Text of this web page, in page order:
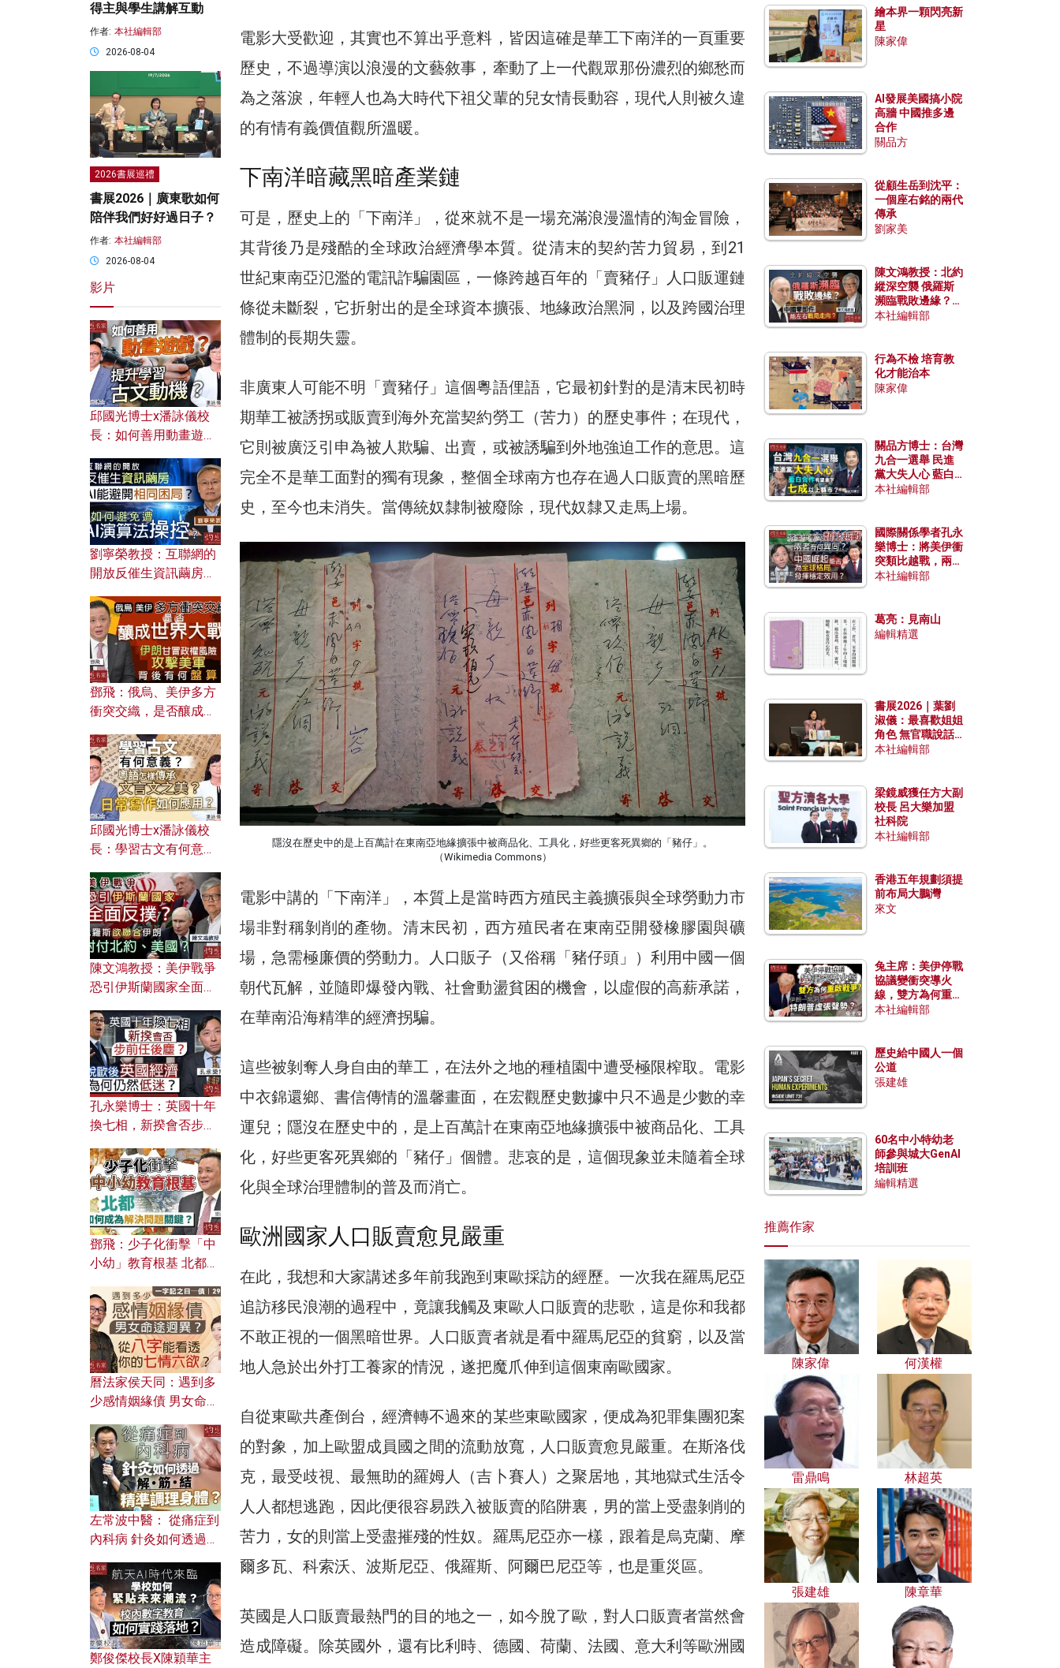
電影大受歡迎，其實也不算出乎意料，皆因這確是華工下南洋的一頁重要
歷史，不過導演以浪漫的文藝敘事，牽動了上一代觀眾那份濃烈的鄉愁而
為之落淚，年輕人也為大時代下祖父輩的兒女情長動容，現代人則被久違
的有情有義價值觀所溫暖。
下南洋暗藏黑暗產業鏈
可是，歷史上的「下南洋」，從來就不是一場充滿浪漫溫情的淘金冒險，
其背後乃是殘酷的全球政治經濟學本質。從清末的契約苦力貿易，到21
世紀東南亞氾濫的電訊詐騙園區，一條跨越百年的「賣豬仔」人口販運鏈
條從未斷裂，它折射出的是全球資本擴張、地緣政治黑洞，以及跨國治理
體制的長期失靈。
非廣東人可能不明「賣豬仔」這個粵語俚語，它最初針對的是清末民初時
期華工被誘拐或販賣到海外充當契約勞工（苦力）的歷史事件；在現代，
它則被廣泛引申為被人欺騙、出賣，或被誘騙到外地強迫工作的意思。這
完全不是華工面對的獨有現象，整個全球南方也存在過人口販賣的黑暗歷
史，至今也未消失。當傳統奴隸制被廢除，現代奴隸又走馬上場。
隱沒在歷史中的是上百萬計在東南亞地緣擴張中被商品化、工具化，好些更客死異鄉的「豬仔」。
（Wikimedia Commons）
電影中講的「下南洋」，本質上是當時西方殖民主義擴張與全球勞動力市
場非對稱剝削的產物。清末民初，西方殖民者在東南亞開發橡膠園與礦
場，急需極廉價的勞動力。人口販子（又俗稱「豬仔頭」）利用中國一個
朝代瓦解，並隨即爆發內戰、社會動盪貧困的機會，以虛假的高薪承諾，
在華南沿海精準的經濟拐騙。
這些被剝奪人身自由的華工，在法外之地的種植園中遭受極限榨取。電影
中衣錦還鄉、書信傳情的溫馨畫面，在宏觀歷史數據中只不過是少數的幸
運兒；隱沒在歷史中的，是上百萬計在東南亞地緣擴張中被商品化、工具
化，好些更客死異鄉的「豬仔」個體。悲哀的是，這個現象並未隨着全球
化與全球治理體制的普及而消亡。
歐洲國家人口販賣愈見嚴重
在此，我想和大家講述多年前我跑到東歐採訪的經歷。一次我在羅馬尼亞
追訪移民浪潮的過程中，竟讓我觸及東歐人口販賣的悲歌，這是你和我都
不敢正視的一個黑暗世界。人口販賣者就是看中羅馬尼亞的貧窮，以及當
地人急於出外打工養家的情況，遂把魔爪伸到這個東南歐國家。
自從東歐共產倒台，經濟轉不過來的某些東歐國家，便成為犯罪集團犯案
的對象，加上歐盟成員國之間的流動放寬，人口販賣愈見嚴重。在斯洛伐
克，最受歧視、最無助的羅姆人（吉卜賽人）之聚居地，其地獄式生活令
人人都想逃跑，因此便很容易跌入被販賣的陷阱裏，男的當上受盡剝削的
苦力，女的則當上受盡摧殘的性奴。羅馬尼亞亦一樣，跟着是烏克蘭、摩
爾多瓦、科索沃、波斯尼亞、俄羅斯、阿爾巴尼亞等，也是重災區。
英國是人口販賣最熱門的目的地之一，如今脫了歐，對人口販賣者當然會
造成障礙。除英國外，還有比利時、德國、荷蘭、法國、意大利等歐洲國
得主與學生講解互動
作者: 本社編輯部
2026-08-04
2026書展巡禮
書展2026｜廣東歌如何
陪伴我們好好過日子？
作者: 本社編輯部
2026-08-04
影片
邱國光博士x潘詠儀校
長：如何善用動畫遊戲
劉寧榮教授：互聯網的
開放反催生資訊繭房，
何避免遭AI演算法操
控？
鄧飛：俄烏、美伊多方
衝突交織，是否釀成世
風險攻擊美軍，背後有
何盤算？
邱國光博士x潘詠儀校
長：學習古文有何意
文之美？ 日常寫作如何
應用？
陳文鴻教授：美伊戰爭
恐引伊斯蘭國家全面反
對付北約美國？
孔永樂博士：英國十年
換七相，新揆會否步前
濟為何仍然低迷？
鄧飛：少子化衝擊「中
小幼」教育根基 北都如
曆法家侯天同：遇到多
少感情姻緣債 男女命途
的七情六欲？
左常波中醫： 從痛症到
內科病 針灸如何透過解
鄭俊傑校長X陳穎華主
繪本界一顆閃亮新
星
陳家偉
AI發展美國搞小院
高牆 中國推多邊
合作
關品方
從顧生岳到沈平：
一個座右銘的兩代
傳承
劉家美
陳文鴻教授：北約
縱深空襲 俄羅斯
瀕臨戰敗邊緣？中
國零部件能左右戰
本社編輯部
行為不檢 培育教
化才能治本
陳家偉
關品方博士：台灣
九合一選舉 民進
黨大失人心 藍白
合作有望拿下七成
本社編輯部
國際關係學者孔永
樂博士：將美伊衝
突類比越戰，兩者
有何異同？中國崛
本社編輯部
葛亮：見南山
編輯精選
書展2026｜葉劉
淑儀：最喜歡姐姐
角色 無官職說話
包袱少
本社編輯部
梁鏡威獲任方大副
校長 呂大樂加盟
社科院
本社編輯部
香港五年規劃須提
前布局大鵬灣
來文
兔主席：美伊停戰
協議變衝突導火
線，雙方為何重啟
戰爭？伊朗一早洞
本社編輯部
歷史給中國人一個
公道
張建雄
60名中小特幼老
師參與城大GenAI
培訓班
編輯精選
推薦作家
陳家偉 何漢權
雷鼎鳴 林超英
張建雄 陳章華